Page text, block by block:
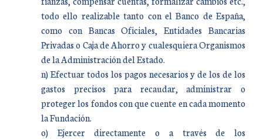
todo ello realizable tanto con el Banco de España,
como con Bancas Oficiales, Entidades Bancarias
Privadas o Caja de Ahorro y cualesquiera Organismos
de la Administración del Estado.
n) Efectuar todos los pagos necesarios y de los de los
gastos precisos para recaudar, administrar o
proteger los fondos con que cuente en cada momento
la Fundación.
o) Ejercer directamente o a través de los